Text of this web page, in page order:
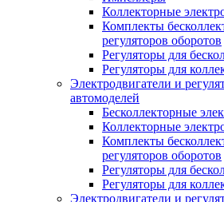
Коллекторные
Комплекты
регуляторов оборотов
Регуляторы для
Регуляторы для
Электродвигатели и
автомоделей
Бесколлекторные
Коллекторные
Комплекты
регуляторов оборотов
Регуляторы для
Регуляторы для
Электродвигатели и